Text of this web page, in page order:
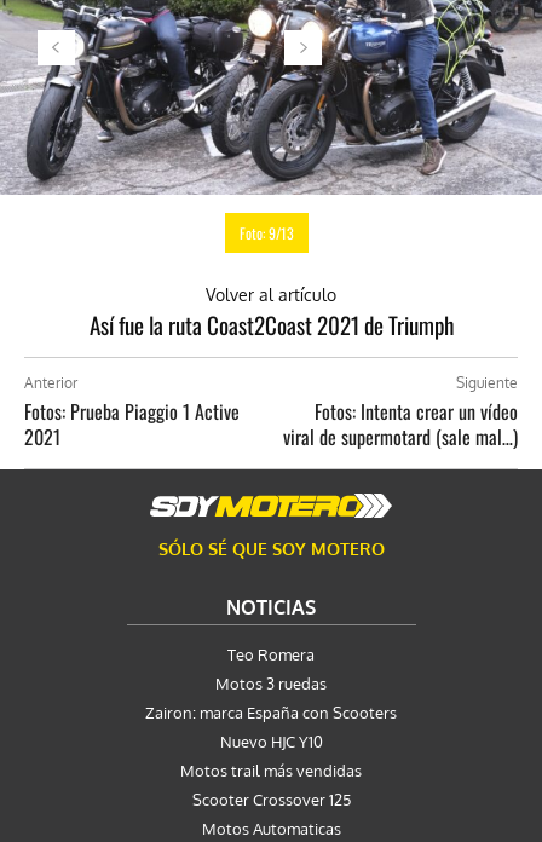
Foto: 9/13
Volver al artículo
Así fue la ruta Coast2Coast 2021 de Triumph
Anterior
Fotos: Prueba Piaggio 1 Active
2021
Siguiente
Fotos: Intenta crear un vídeo
viral de supermotard (sale mal…)
SÓLO SÉ QUE SOY MOTERO
NOTICIAS
Teo Romera
Motos 3 ruedas
Zairon: marca España con Scooters
Nuevo HJC Y10
Motos trail más vendidas
Scooter Crossover 125
Motos Automaticas